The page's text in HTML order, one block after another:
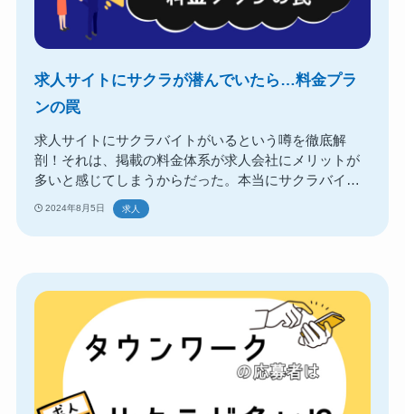
求人サイトにサクラが潜んでいたら…料金プラ
ンの罠
求人サイトにサクラバイトがいるという噂を徹底解
剖！それは、掲載の料金体系が求人会社にメリットが
多いと感じてしまうからだった。本当にサクラバイト
は存在する？どんな料金プランを選べば？などを解
2024年8月5日 求人